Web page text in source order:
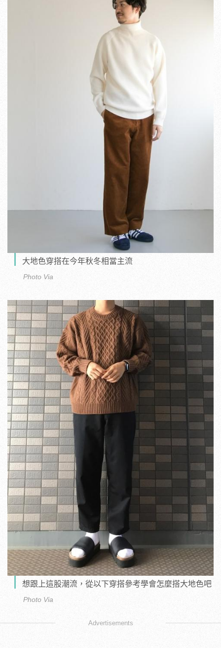
大地色穿搭在今年秋冬相當主流
Photo Via
想跟上這股潮流，從以下穿搭參考學會怎麼搭大地色吧
Photo Via
Advertisements